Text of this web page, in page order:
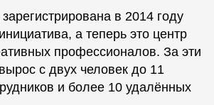
в 2014 году
а теперь это центр
профессионалов. За эти
с двух человек до 11
и более 10 удалённых